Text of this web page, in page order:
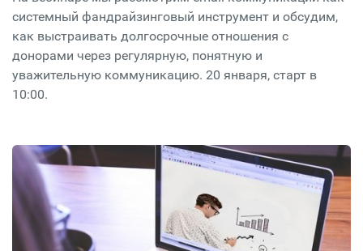
системный фандрайзинговый инструмент и обсудим,
как выстраивать долгосрочные отношения с
донорами через регулярную, понятную и
уважительную коммуникацию. 20 января, старт в
10:00.